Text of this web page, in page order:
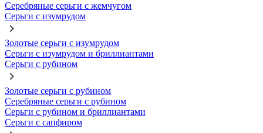
Серебряные серьги с жемчугом
Серьги с изумрудом
Золотые серьги с изумрудом
Серьги с изумрудом и бриллиантами
Серьги с рубином
Золотые серьги с рубином
Серебряные серьги с рубином
Серьги с рубином и бриллиантами
Серьги с сапфиром